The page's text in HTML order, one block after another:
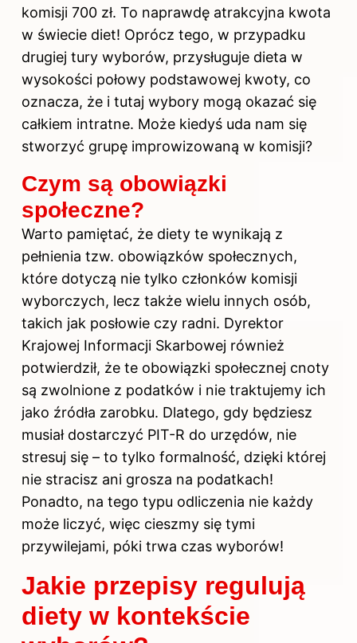
komisji 700 zł. To naprawdę atrakcyjna kwota
w świecie diet! Oprócz tego, w przypadku
drugiej tury wyborów, przysługuje dieta w
wysokości połowy podstawowej kwoty, co
oznacza, że i tutaj wybory mogą okazać się
całkiem intratne. Może kiedyś uda nam się
stworzyć grupę improwizowaną w komisji?
Czym są obowiązki
społeczne?
Warto pamiętać, że diety te wynikają z
pełnienia tzw. obowiązków społecznych,
które dotyczą nie tylko członków komisji
wyborczych, lecz także wielu innych osób,
takich jak posłowie czy radni. Dyrektor
Krajowej Informacji Skarbowej również
potwierdził, że te obowiązki społecznej cnoty
są zwolnione z podatków i nie traktujemy ich
jako źródła zarobku. Dlatego, gdy będziesz
musiał dostarczyć PIT-R do urzędów, nie
stresuj się – to tylko formalność, dzięki której
nie stracisz ani grosza na podatkach!
Ponadto, na tego typu odliczenia nie każdy
może liczyć, więc cieszmy się tymi
przywilejami, póki trwa czas wyborów!
Jakie przepisy regulują
diety w kontekście